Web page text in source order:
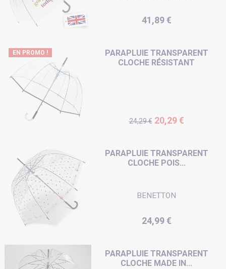
Prix
41,89 €
PARAPLUIE TRANSPARENT
CLOCHE RÉSISTANT
Prix de base
24,29 € Prix
20,29 €
EN PROMO !
PARAPLUIE TRANSPARENT
CLOCHE POIS...
BENETTON
Prix
24,99 €
PARAPLUIE TRANSPARENT
CLOCHE MADE IN...